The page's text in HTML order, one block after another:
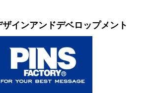
インアンドデベロップメント